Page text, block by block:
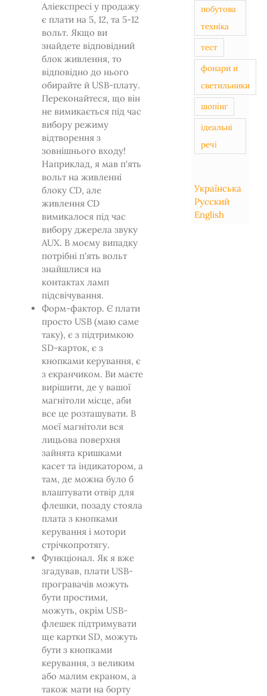
Аліекспресі у продажу
є плати на 5, 12, та 5-12
вольт. Якщо ви
знайдете відповідний
блок живлення, то
відповідно до нього
обирайте й USB-плату.
Переконайтеся, що він
не вимикається під час
вибору режиму
відтворення з
зовнішнього входу!
Наприклад, я мав п'ять
вольт на живленні
блоку CD, але
живлення CD
вимикалося під час
вибору джерела звуку
AUX. В моєму випадку
потрібні п'ять вольт
знайшлися на
контактах ламп
підсвічування.
Форм-фактор. Є плати
просто USB (маю саме
таку), є з підтримкою
SD-карток, є з
кнопками керування, є
з екранчиком. Ви маєте
вирішити, де у вашої
магнітоли місце, аби
все це розташувати. В
моєї магнітоли вся
лицьова поверхня
зайнята кришками
касет та індикатором, а
там, де можна було б
влаштувати отвір для
флешки, позаду стояла
плата з кнопками
керування і мотори
стрічкопротягу.
Функціонал. Як я вже
згадував, плати USB-
програвачів можуть
бути простими,
можуть, окрім USB-
флешек підтримувати
ще картки SD, можуть
бути з кнопками
керування, з великим
або малим екраном, а
також мати на борту
побутова
техніка
тест
фонари и
светильники
шопінг
ідеальні
речі
Українська
Русский
English